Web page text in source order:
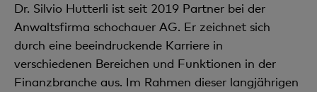
Dr. Silvio Hutterli ist seit 2019 Partner bei der
Anwaltsfirma schochauer AG. Er zeichnet sich
durch eine beeindruckende Karriere in
verschiedenen Bereichen und Funktionen in der
Finanzbranche aus. Im Rahmen dieser langjährigen